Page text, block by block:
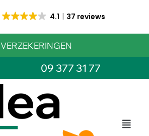
4.1 37 reviews
VERZEKERINGEN
09 377 31 77